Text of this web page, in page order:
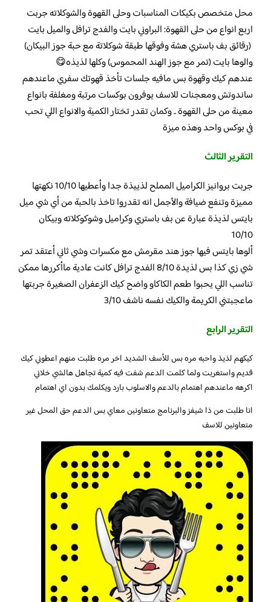
محل متخصص بكيكات المناسبات وحلى القهوة والشوكلاته جربت
اربع انواع من حلى القهوة: البراوني بايت والفدج ترافل والميل بايت
(رقائق بف باستري هشة وفوقها طبقة شوكلاتة مع حبة جوز البيكان)
والوها بايت (تمر مع جوز الهند المحموس) وكلها لذيذه😋
عندهم كيك وقهوة بس مافيه جلسات تأخذ قهوتك سفري ماعندهم
ساندوتش ومعجنات للاسف يوفرون بوكسات مرتبة ومغلفة بانواع
معينة من حلى القهوة .. وكمان تقدر تختار الكمية والانواع اللي تحب
في بوكس واحد وهذه ميزة
التقرير الثالث
جربت بروانيز الكراميل المملح لذييذة جدا وأعطيها 10/10 نكهتها
مميزة وتنفع ضيافة والأجمل انه تقدروا تاخذ بالحبة من أي شي ميل
بايتس لذيذة عبارة عن بف باستري وكراميل وشوكوكلاته وبيكان
10/10
ألوها بايتس فيها جوز هند مقرمش مع مكسرات وشي ثاني أعتقد تمر
شي زي كذا بس لذيدة 8/10 الفدج ترافل كانت عادية ماأكررها ممكن
تناسب اللي يحبوا طعم الكاكاو واضح كيك الزعفران الصغيرة جربتها
ماعجبتني الكريمة والكيك نفسه ناشف 3/10
التقرير الرابع
كيكهم لذيذ واحبه مره بس للأسف الشديد اخر مره طلبت منهم اعطوني كيك
قديم واستغربت ولما كلمت الدعم شفت فيه كمية تجاهل هالشي خلاني
اكرهه ماعندهم اهتمام بالدعم والاسلوب بارد ويكلمك بدون اي اهتمام
انا طلبت من ذا شيفز والبرنامج متعاونين معاي بس الدعم حق المحل غير
متعاونين للاسف